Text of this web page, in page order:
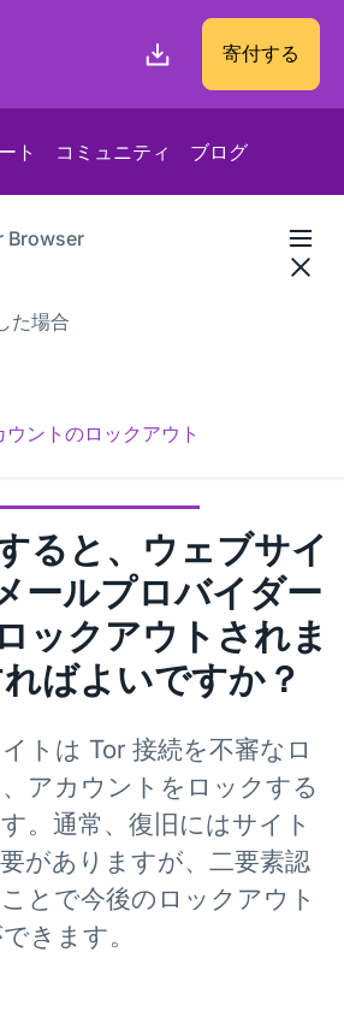
ェブサイト 寄付する
ト コミュニティ ブログ
Browser
た場合
ントのロックアウト
ると、ウェブサイ
ールプロバイダー
ックアウトされま
ばよいですか？
トは Tor 接続を不審なロ
アカウントをロックする
。通常、復旧にはサイト
がありますが、二要素認
とで今後のロックアウト
きます。